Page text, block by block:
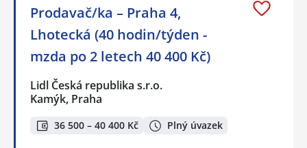
Prodavač/ka – Praha 4,
Lhotecká (40 hodin/týden -
mzda po 2 letech 40 400 Kč)
Lidl Česká republika s.r.o.
Kamýk, Praha
36 500 – 40 400 Kč Plný úvazek